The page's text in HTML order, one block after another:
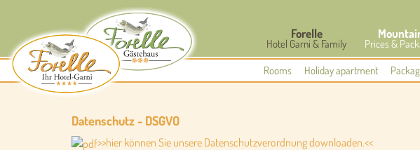
Forelle
Hotel Garni & Family Prices &
Rooms Holiday apartment
Datenschutz - DSGVO
>>hier können Sie unsere Datenschutzverordnung downloaden.<<